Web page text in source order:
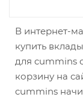
В интернет-
купить
для cummins
корзину на
cummins